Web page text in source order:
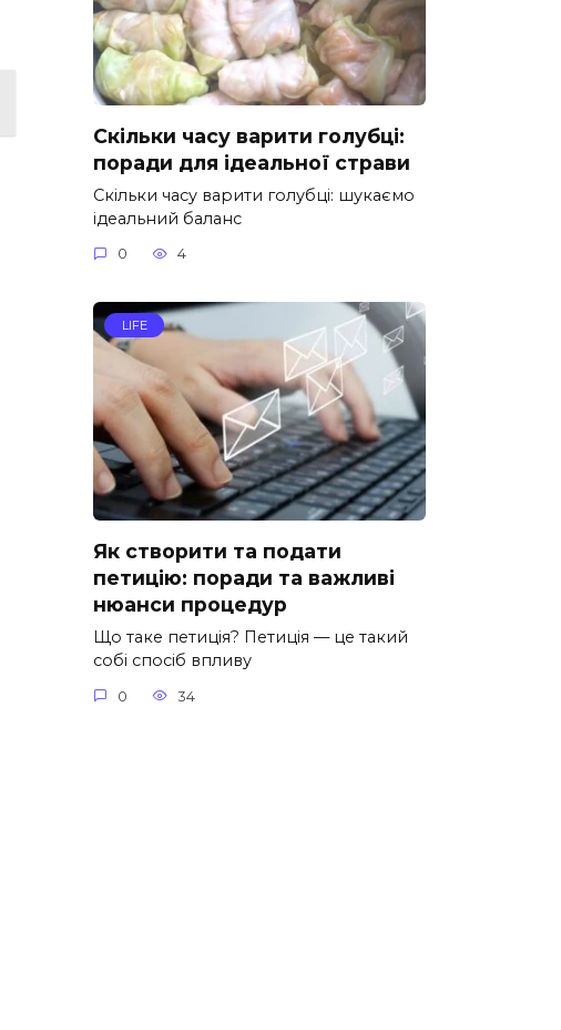
Скільки часу варити голубці:
поради для ідеальної страви
Скільки часу варити голубці: шукаємо
ідеальний баланс
0 4
LIFE
Як створити та подати
петицію: поради та важливі
нюанси процедур
Що таке петиція? Петиція — це такий
собі спосіб впливу
0 34